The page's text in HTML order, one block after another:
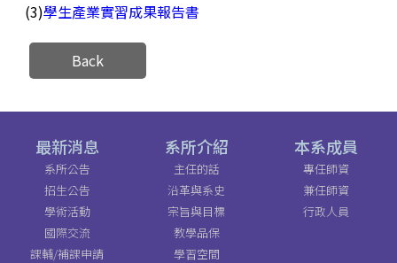
(3)學生產業實習成果報告書
Back
最新消息
系所公告
招生公告
學術活動
國際交流
課輔/補課申請
系所介紹
主任的話
沿革與系史
宗旨與目標
教學品保
學習空間
本系成員
專任師資
兼任師資
行政人員